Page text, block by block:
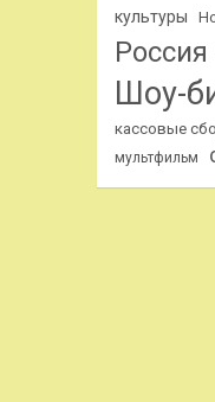
культуры
Россия
Шоу-
кассовые
мультфильм